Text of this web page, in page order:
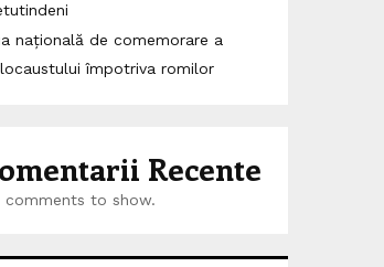
națională de comemorare a
împotriva romilor
Recente
comments to show.